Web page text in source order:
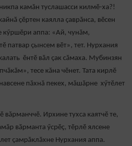
камăн туслашасси килмӗ-ха?!
ҫӗртен каялла çаврăнса, вӗсен
кӳршӗри аппа: «Ай, чунăм,
патвар çынсем вӗт», тет. Нурхания
ӗнтӗ вăл çак сăмаха. Мубинзян
тесе кăна чӗнет. Тата кирлӗ
пăхнă пекех, мăшăрне хӳтӗлет
Ирхине тухса каятчӗ те,
вӑрманта ӳсрӗç, тӗрлӗ ялсене
çамрăклăхне Нурхания аппа.